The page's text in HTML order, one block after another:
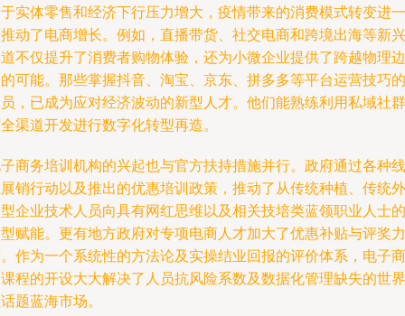
实体零售和经济下行压力增大，疫情带来的消费模式转变进一
动了电商增长。例如，直播带货、社交电商和跨境出海等新兴
不仅提升了消费者购物体验，还为小微企业提供了跨越物理边
可能。那些掌握抖音、淘宝、京东、拼多多等平台运营技巧的
，已成为应对经济波动的新型人才。他们能熟练利用私域社群
渠道开发进行数字化转型再造。
商务培训机构的兴起也与官方扶持措施并行。政府通过各种线
销行动以及推出的优惠培训政策，推动了从传统种植、传统外
企业技术人员向具有网红思维以及相关技培类蓝领职业人士的
赋能。更有地方政府对专项电商人才加大了优惠补贴与评奖力
作为一个系统性的方法论及实操结业回报的评价体系，电子商
程的开设大大解决了人员抗风险系数及数据化管理缺失的世界
题蓝海市场。